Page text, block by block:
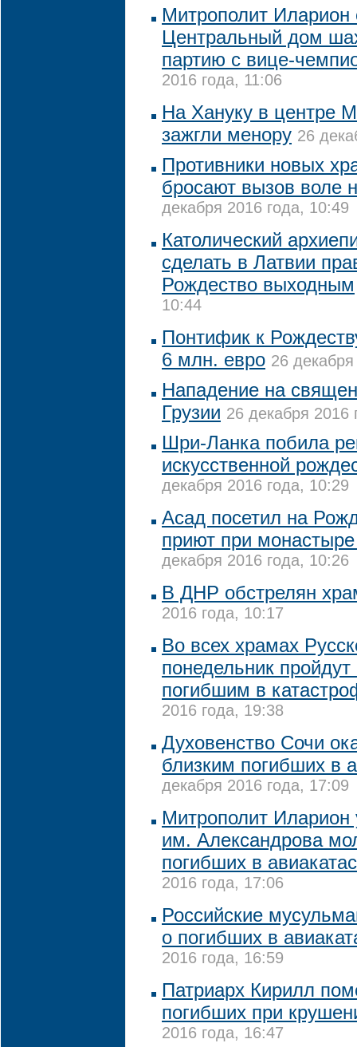
Митрополит Иларион
Центральный дом
партию с вице-
2016 года, 11:06
На Хануку в центре
зажгли менору 26
Противники новых
бросают вызов воле
декабря 2016 года, 10:49
Католический
сделать в Латвии
Рождество выходным
10:44
Понтифик к
6 млн. евро 26
Нападение на
Грузии 26 декабря 2016
Шри-Ланка побила
искусственной
декабря 2016 года, 10:29
Асад посетил на
приют при
декабря 2016 года, 10:26
В ДНР обстрелян
2016 года, 10:17
Во всех храмах
понедельник
погибшим в
2016 года, 19:38
Духовенство Сочи
близким погибших в
декабря 2016 года, 17:09
Митрополит Иларион
им. Александрова
погибших в
2016 года, 17:06
Российские
о погибших в
2016 года, 16:59
Патриарх Кирилл
погибших при
2016 года, 16:47